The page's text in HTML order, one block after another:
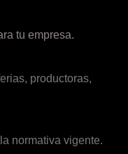
tu empresa.
productoras,
normativa vigente.